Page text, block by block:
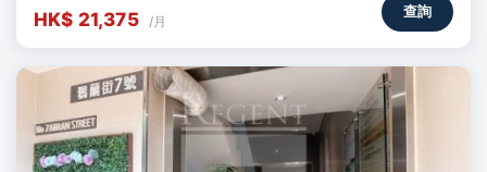
HK$ 21,375 /月
查詢